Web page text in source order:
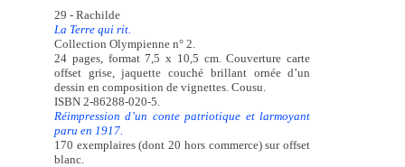
29 - Rachilde
La Terre qui rit.
Collection Olympienne n° 2.
24 pages, format 7,5 x 10,5 cm. Couverture carte
offset grise, jaquette couché brillant ornée d’un
dessin en composition de vignettes. Cousu.
ISBN 2-86288-020-5.
Réimpression d’un conte patriotique et larmoyant
paru en 1917.
170 exemplaires (dont 20 hors commerce) sur offset
blanc.